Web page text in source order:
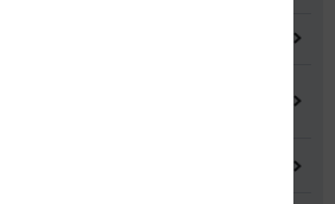
討会
付コンクリートはく離・落下事象調査
照明灯具落下事象調査検討会